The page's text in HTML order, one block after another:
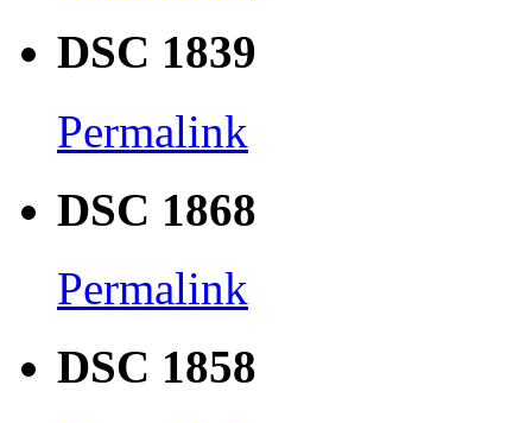
DSC 1839
Permalink
DSC 1868
Permalink
DSC 1858